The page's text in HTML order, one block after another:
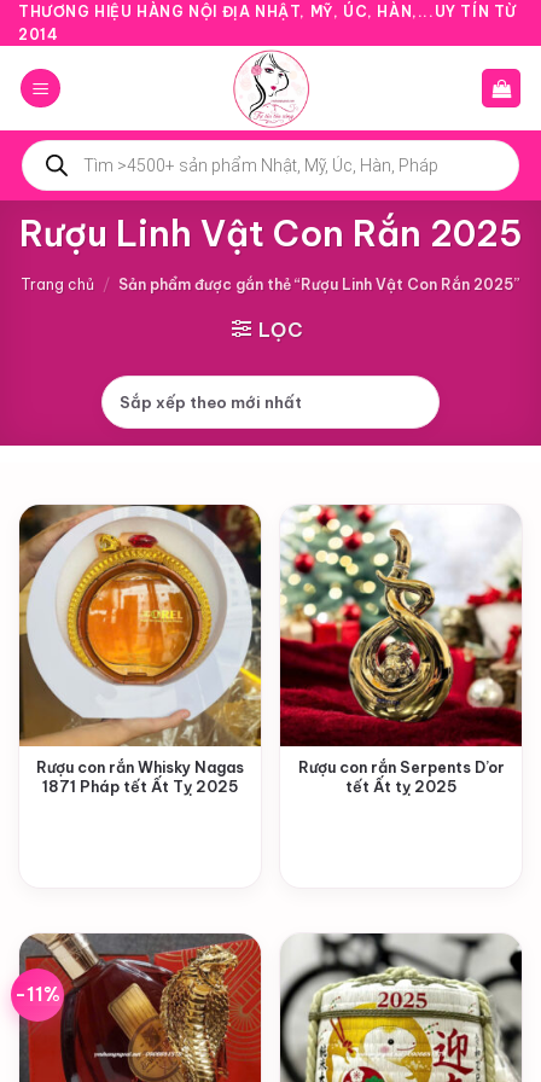
Bỏ
qua
nội
dung
THƯƠNG HIỆU HÀNG NỘI ĐỊA NHẬT, MỸ, ÚC, HÀN,...UY TÍN TỪ
2014
Tìm
kiếm
sản
phẩm
Rượu Linh Vật Con Rắn 2025
Trang chủ / Sản phẩm được gắn thẻ “Rượu Linh Vật Con Rắn 2025”
LỌC
Rượu con rắn Whisky Nagas
1871 Pháp tết Ất Tỵ 2025
Rượu con rắn Serpents D’or
tết Ất tỵ 2025
-11%